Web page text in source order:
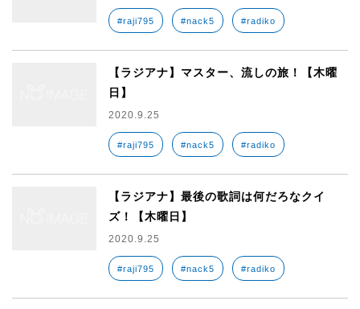
#raji795 #nack5 #radiko
【ラジアナ】マスター、流しの旅！【木曜
日】
2020.9.25
#raji795 #nack5 #radiko
【ラジアナ】最後の歌詞は何だろなクイ
ズ！【木曜日】
2020.9.25
#raji795 #nack5 #radiko